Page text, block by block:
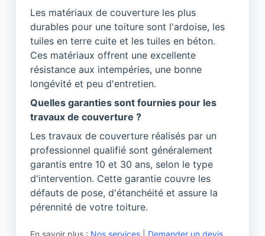
Les matériaux de couverture les plus
durables pour une toiture sont l'ardoise, les
tuiles en terre cuite et les tuiles en béton.
Ces matériaux offrent une excellente
résistance aux intempéries, une bonne
longévité et peu d'entretien.
Quelles garanties sont fournies pour les
travaux de couverture ?
Les travaux de couverture réalisés par un
professionnel qualifié sont généralement
garantis entre 10 et 30 ans, selon le type
d'intervention. Cette garantie couvre les
défauts de pose, d'étanchéité et assure la
pérennité de votre toiture.
En savoir plus : Nos services Demander un devis